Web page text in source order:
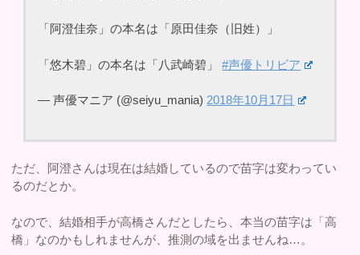
「阿澄佳奈」の本名は「原田佳奈（旧姓）」
「悠木碧」の本名は「八武崎碧」#声優トリビア
— 声優マニア (@seiyu_mania) 2018年10月17日
ただ、阿澄さんは現在は結婚しているので苗字は変わってい
るのだとか。
なので、結婚相手が高橋さんだとしたら、本当の苗字は「高
橋」なのかもしれませんが、推測の域を出ませんね…。